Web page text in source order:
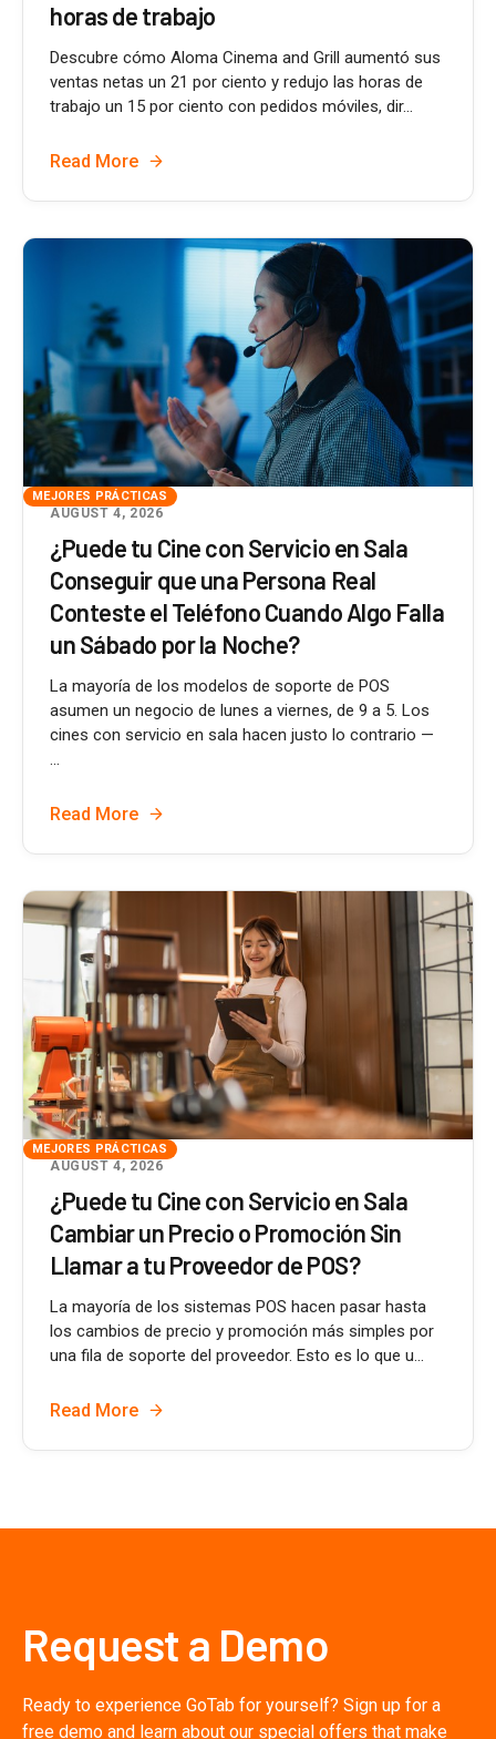
horas de trabajo
Descubre cómo Aloma Cinema and Grill aumentó sus
ventas netas un 21 por ciento y redujo las horas de
trabajo un 15 por ciento con pedidos móviles, dir...
Read More
MEJORES PRÁCTICAS
AUGUST 4, 2026
¿Puede tu Cine con Servicio en Sala
Conseguir que una Persona Real
Conteste el Teléfono Cuando Algo Falla
un Sábado por la Noche?
La mayoría de los modelos de soporte de POS
asumen un negocio de lunes a viernes, de 9 a 5. Los
cines con servicio en sala hacen justo lo contrario —
...
Read More
MEJORES PRÁCTICAS
AUGUST 4, 2026
¿Puede tu Cine con Servicio en Sala
Cambiar un Precio o Promoción Sin
Llamar a tu Proveedor de POS?
La mayoría de los sistemas POS hacen pasar hasta
los cambios de precio y promoción más simples por
una fila de soporte del proveedor. Esto es lo que u...
Read More
Request a Demo
Ready to experience GoTab for yourself? Sign up for a
free demo and learn about our special offers that make